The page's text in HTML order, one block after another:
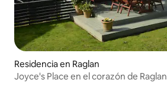
Residencia en Raglan
Joyce's Place en el corazón de Raglan